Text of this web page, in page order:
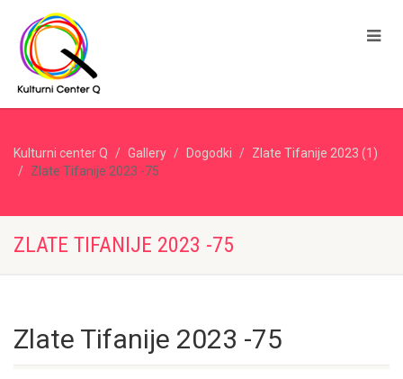
Kulturni center Q Gallery Dogodki
Zlate Tifanije 2023 (1)
Zlate Tifanije 2023 -75
ZLATE TIFANIJE 2023 -75
Zlate Tifanije 2023 -75